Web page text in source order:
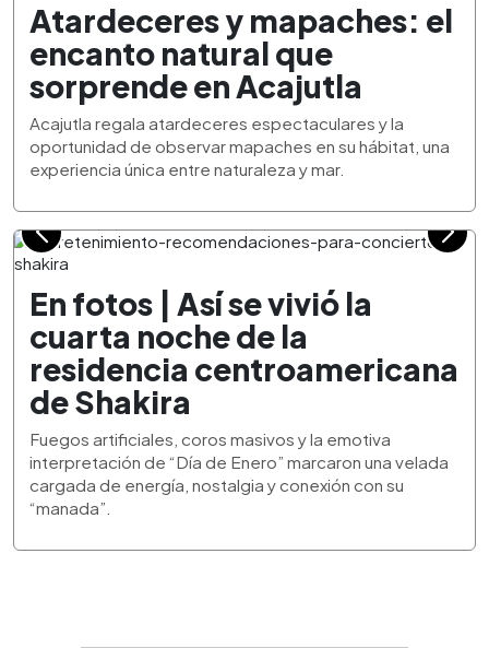
Atardeceres y mapaches: el
encanto natural que
sorprende en Acajutla
Acajutla regala atardeceres espectaculares y la
oportunidad de observar mapaches en su hábitat, una
experiencia única entre naturaleza y mar.
En fotos | Así se vivió la
cuarta noche de la
residencia centroamericana
de Shakira
Fuegos artificiales, coros masivos y la emotiva
interpretación de “Día de Enero” marcaron una velada
cargada de energía, nostalgia y conexión con su
“manada”.